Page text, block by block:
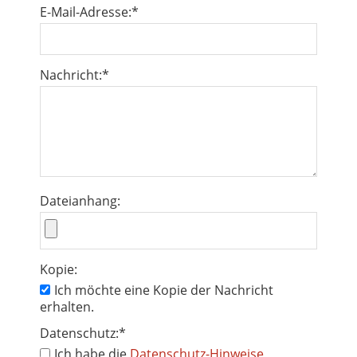
E-Mail-Adresse:*
Nachricht:*
Dateianhang:
Kopie:
Ich möchte eine Kopie der Nachricht
erhalten.
Datenschutz:*
Ich habe die Datenschutz-Hinweise